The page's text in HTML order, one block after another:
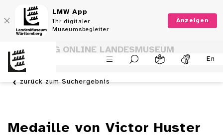
LMW App
Ihr digitaler
Museumsbegleiter
Anzeigen
En
SAMMLUNG ONLINE LANDESMUSEUM
WÜRTTEMBERG
zurück zum Suchergebnis
Medaille von Victor Huster